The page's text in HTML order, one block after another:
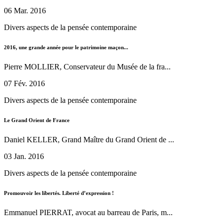
06 Mar. 2016
Divers aspects de la pensée contemporaine
2016, une grande année pour le patrimoine maçon...
Pierre MOLLIER, Conservateur du Musée de la fra...
07 Fév. 2016
Divers aspects de la pensée contemporaine
Le Grand Orient de France
Daniel KELLER, Grand Maître du Grand Orient de ...
03 Jan. 2016
Divers aspects de la pensée contemporaine
Promouvoir les libertés. Liberté d’expression !
Emmanuel PIERRAT, avocat au barreau de Paris, m...